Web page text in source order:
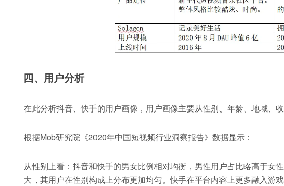
四、用户分析
在此分析抖音、快手的用户画像，用户画像主要从性别、年龄、地域、
根据Mob研究院《2020年中国短视频行业洞察报告》数据显示：
从性别上看：抖音和快手的男女比例相对均衡，男性用户占比略高于女
大，其用户在性别构成上分布更加均匀。快手在平台内容上更多融入游